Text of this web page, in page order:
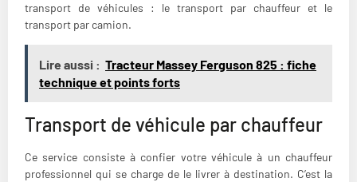
transport de véhicules : le transport par chauffeur et le
transport par camion.
Lire aussi : Tracteur Massey Ferguson 825 : fiche
technique et points forts
Transport de véhicule par chauffeur
Ce service consiste à confier votre véhicule à un chauffeur
professionnel qui se charge de le livrer à destination. C’est la